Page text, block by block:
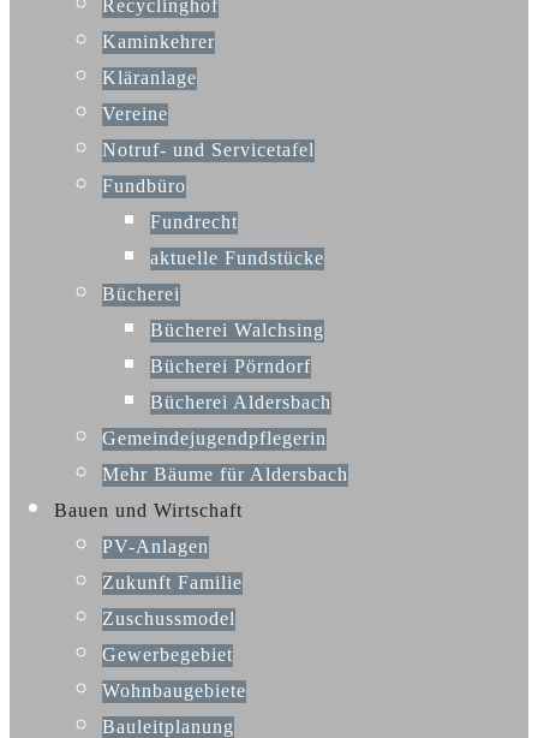
Recyclinghof
Kaminkehrer
Kläranlage
Vereine
Notruf- und Servicetafel
Fundbüro
Fundrecht
aktuelle Fundstücke
Bücherei
Bücherei Walchsing
Bücherei Pörndorf
Bücherei Aldersbach
Gemeindejugendpflegerin
Mehr Bäume für Aldersbach
Bauen und Wirtschaft
PV-Anlagen
Zukunft Familie
Zuschussmodel
Gewerbegebiet
Wohnbaugebiete
Bauleitplanung